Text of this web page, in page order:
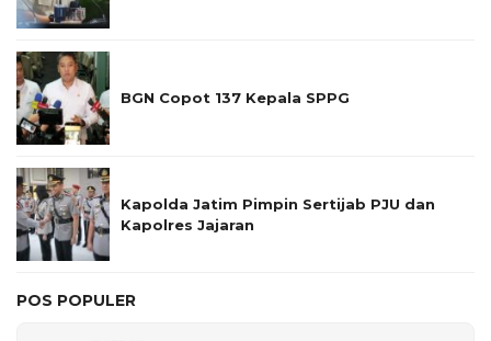
BGN Copot 137 Kepala SPPG
Kapolda Jatim Pimpin Sertijab PJU dan
Kapolres Jajaran
POS POPULER